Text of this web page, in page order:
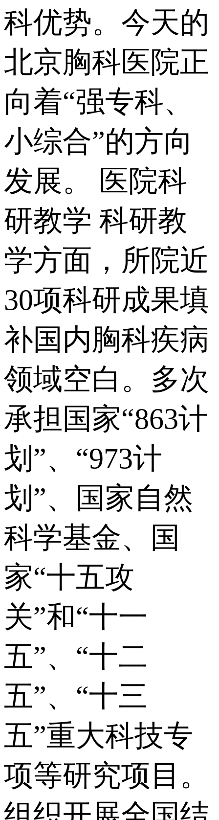
科优势。今天的
北京胸科医院正
向着“强专科、
小综合”的方向
发展。 医院科
研教学 科研教
学方面，所院近
30项科研成果填
补国内胸科疾病
领域空白。多次
承担国家“863计
划”、“973计
划”、国家自然
科学基金、国
家“十五攻
关”和“十一
五”、“十二
五”、“十三
五”重大科技专
项等研究项目。